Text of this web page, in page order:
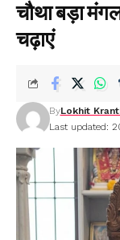
चौथा बड़ा
चढ़ाएं
Last updated:
ByLokhit